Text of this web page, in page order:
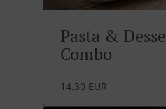
Pasta &
Combo
14.30 EUR